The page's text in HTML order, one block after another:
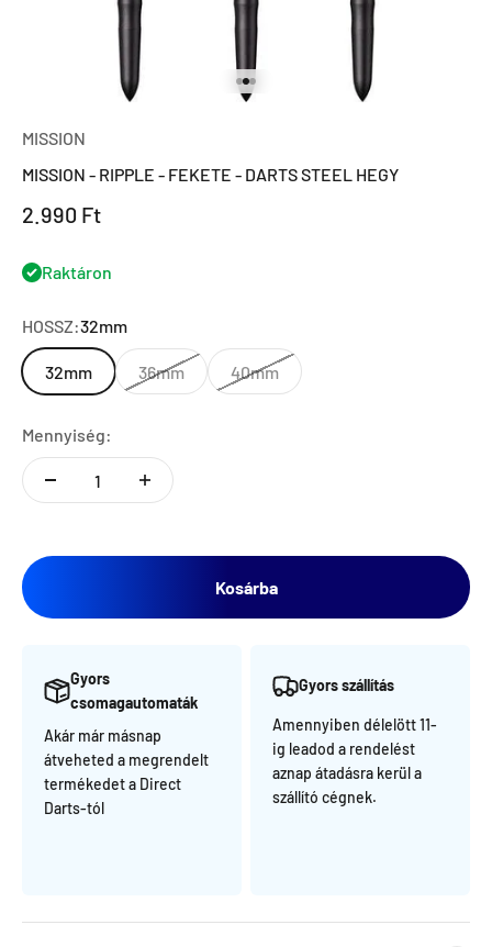
Ugrás a 1 elemre
Ugrás a 2 elemre
Ugrás a 3 elemre
MISSION
MISSION - RIPPLE - FEKETE - DARTS STEEL HEGY
Eladási ár
2.990 Ft
Raktáron
HOSSZ:32mm
32mm 36mm 40mm
Mennyiség:
Kosárba
Gyors
csomagautomaták
Akár már másnap
átveheted a megrendelt
termékedet a Direct
Darts-tól
Gyors szállítás
Amennyiben délelött 11-
ig leadod a rendelést
aznap átadásra kerül a
szállító cégnek.